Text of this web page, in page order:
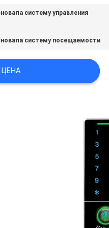
систему управления
систему посещаемости